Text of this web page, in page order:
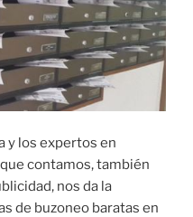
y los expertos en
contamos, también
nos da la
de buzoneo baratas en